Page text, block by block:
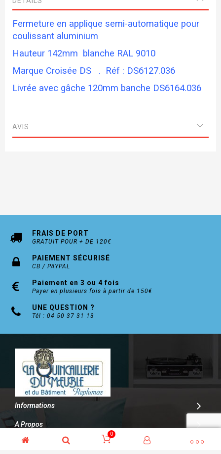
Fermeture en applique semi-automatique pour
coulissant aluminium
Hauteur 142mm blanche RAL 9010
Marque Croisée DS . Réf : DS6127.036
Livrée avec gâche 120mm banche DS6164.036
AVIS
FRAIS DE PORT
GRATUIT POUR + DE 120€
PAIEMENT SÉCURISÉ
CB / PAYPAL
Paiement en 3 ou 4 fois
Payer en plusieurs fois à partir de 150€
UNE QUESTION ?
Tél : 04 50 37 31 13
Informations
A Propos
Contact
0